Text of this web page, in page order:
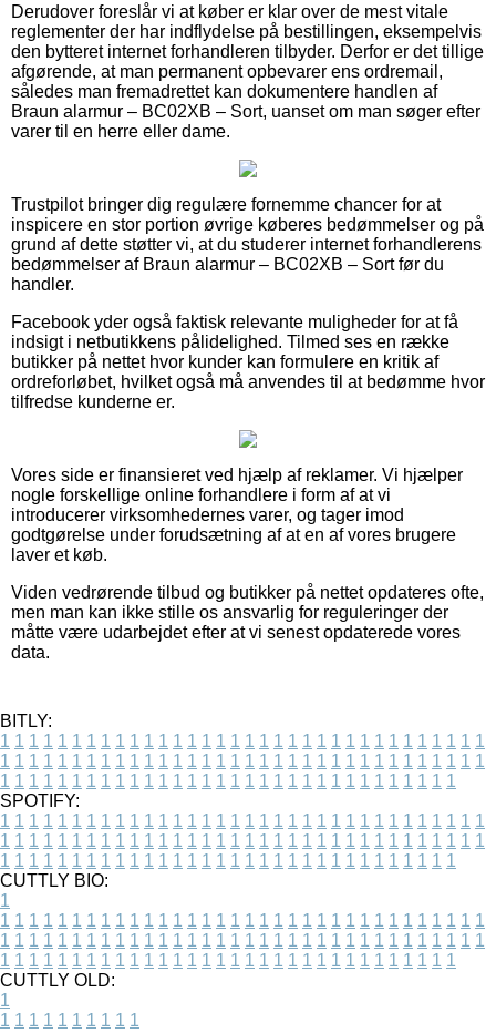
Derudover foreslår vi at køber er klar over de mest vitale
reglementer der har indflydelse på bestillingen, eksempelvis
den bytteret internet forhandleren tilbyder. Derfor er det tillige
afgørende, at man permanent opbevarer ens ordremail,
således man fremadrettet kan dokumentere handlen af
Braun alarmur – BC02XB – Sort, uanset om man søger efter
varer til en herre eller dame.
Trustpilot bringer dig regulære fornemme chancer for at
inspicere en stor portion øvrige køberes bedømmelser og på
grund af dette støtter vi, at du studerer internet forhandlerens
bedømmelser af Braun alarmur – BC02XB – Sort før du
handler.
Facebook yder også faktisk relevante muligheder for at få
indsigt i netbutikkens pålidelighed. Tilmed ses en række
butikker på nettet hvor kunder kan formulere en kritik af
ordreforløbet, hvilket også må anvendes til at bedømme hvor
tilfredse kunderne er.
Vores side er finansieret ved hjælp af reklamer. Vi hjælper
nogle forskellige online forhandlere i form af at vi
introducerer virksomhedernes varer, og tager imod
godtgørelse under forudsætning af at en af vores brugere
laver et køb.
Viden vedrørende tilbud og butikker på nettet opdateres ofte,
men man kan ikke stille os ansvarlig for reguleringer der
måtte være udarbejdet efter at vi senest opdaterede vores
data.
BITLY:
1 1 1 1 1 1 1 1 1 1 1 1 1 1 1 1 1 1 1 1 1 1 1 1 1 1 1 1 1 1 1 1 1 1
1 1 1 1 1 1 1 1 1 1 1 1 1 1 1 1 1 1 1 1 1 1 1 1 1 1 1 1 1 1 1 1 1 1
1 1 1 1 1 1 1 1 1 1 1 1 1 1 1 1 1 1 1 1 1 1 1 1 1 1 1 1 1 1 1 1
SPOTIFY:
1 1 1 1 1 1 1 1 1 1 1 1 1 1 1 1 1 1 1 1 1 1 1 1 1 1 1 1 1 1 1 1 1 1
1 1 1 1 1 1 1 1 1 1 1 1 1 1 1 1 1 1 1 1 1 1 1 1 1 1 1 1 1 1 1 1 1 1
1 1 1 1 1 1 1 1 1 1 1 1 1 1 1 1 1 1 1 1 1 1 1 1 1 1 1 1 1 1 1 1
CUTTLY BIO:
1
1 1 1 1 1 1 1 1 1 1 1 1 1 1 1 1 1 1 1 1 1 1 1 1 1 1 1 1 1 1 1 1 1 1
1 1 1 1 1 1 1 1 1 1 1 1 1 1 1 1 1 1 1 1 1 1 1 1 1 1 1 1 1 1 1 1 1 1
1 1 1 1 1 1 1 1 1 1 1 1 1 1 1 1 1 1 1 1 1 1 1 1 1 1 1 1 1 1 1 1
CUTTLY OLD:
1
1 1 1 1 1 1 1 1 1 1